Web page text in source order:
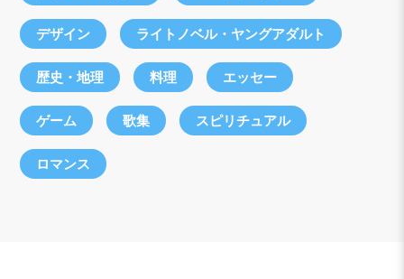
デザイン ライトノベル・ヤングアダルト
歴史・地理 料理 エッセー
ゲーム 歌集 スピリチュアル
ロマンス